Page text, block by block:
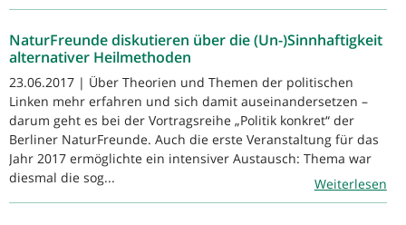
NaturFreunde diskutieren über die (Un-)Sinnhaftigkeit
alternativer Heilmethoden
23.06.2017 | Über Theorien und Themen der politischen
Linken mehr erfahren und sich damit auseinandersetzen –
darum geht es bei der Vortragsreihe „Politik konkret“ der
Berliner NaturFreunde. Auch die erste Veranstaltung für das
Jahr 2017 ermöglichte ein intensiver Austausch: Thema war
diesmal die sog...
Weiterlesen